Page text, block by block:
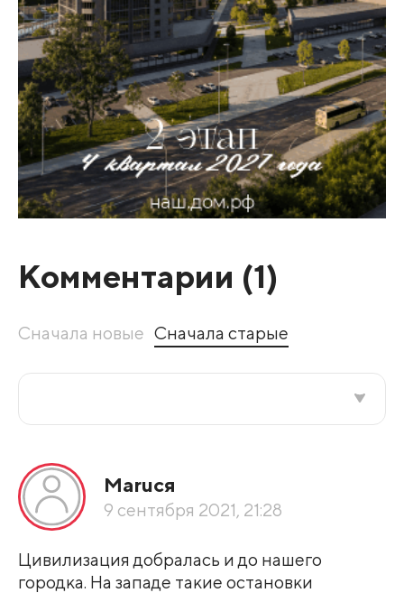
Комментарии (1)
Сначала новые Сначала старые
По рейтингу
Развернуть все
Маruся
9 сентября 2021, 21:28
Цивилизация добралась и до нашего
городка. На западе такие остановки